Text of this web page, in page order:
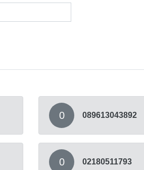
0 089613043892
0 02180511793